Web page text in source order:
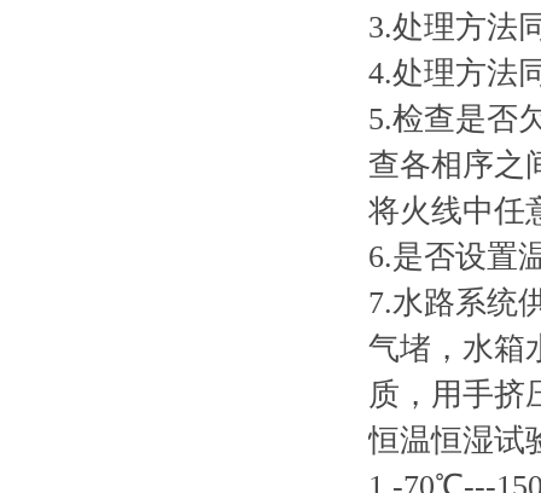
3.处理方法
4.处理方法
5.检查是否
查各相序之
将火线中任
6.是否设置
7.水路系统
气堵，水箱
质，用手挤
恒温恒湿试